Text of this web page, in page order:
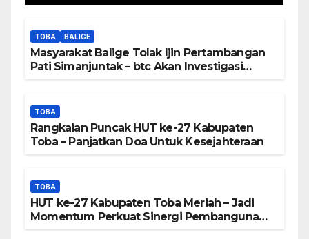
Berada Di DTA – Frengki
Pardede : Kami Tidak Miliki
Peta DTA – Tanda Tangan
Masyarakat Diduga
TOBA BALIGE
Masyarakat Balige Tolak Ijin Pertambangan
Pati Simanjuntak – btc Akan Investigasi
TOBA
Rangkaian Puncak HUT ke-27 Kabupaten
Toba – Panjatkan Doa Untuk Kesejahteraan
TOBA
HUT ke-27 Kabupaten Toba Meriah – Jadi
Momentum Perkuat Sinergi Pembangunan